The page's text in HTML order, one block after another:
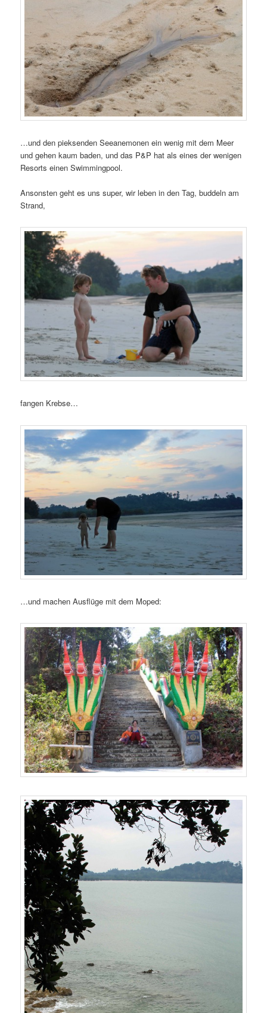
…und den pieksenden Seeanemonen ein wenig mit dem Meer
und gehen kaum baden, und das P&P hat als eines der wenigen
Resorts einen Swimmingpool.
Ansonsten geht es uns super, wir leben in den Tag, buddeln am
Strand,
fangen Krebse…
…und machen Ausflüge mit dem Moped: